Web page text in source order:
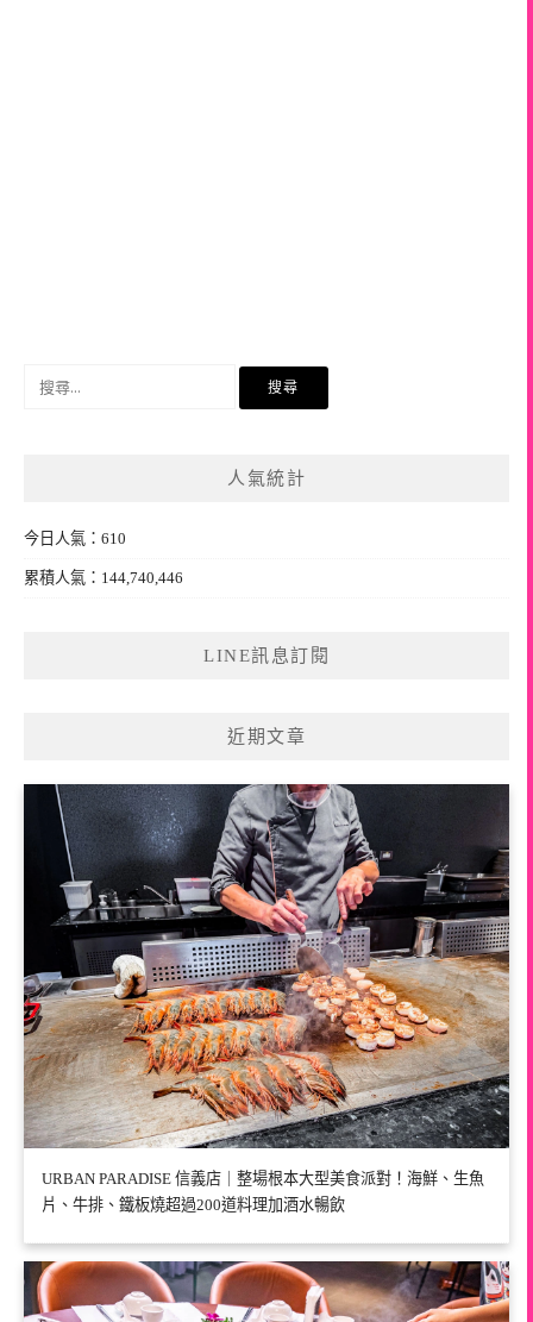
人氣統計
今日人氣：610
累積人氣：144,740,446
LINE訊息訂閱
近期文章
URBAN PARADISE 信義店｜整場根本大型美食派對！海鮮、生魚
片、牛排、鐵板燒超過200道料理加酒水暢飲